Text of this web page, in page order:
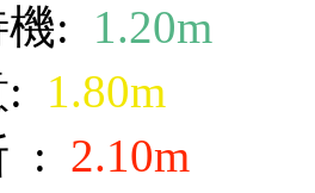
: 1.20m
1.80m
: 2.10m